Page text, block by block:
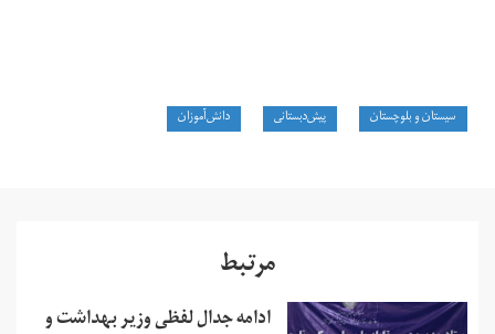
سیستان و بلوچستان پیش‌دبستانی دانش‌آموزان
مرتبط
ادامه جدال لفظی وزیر بهداشت و